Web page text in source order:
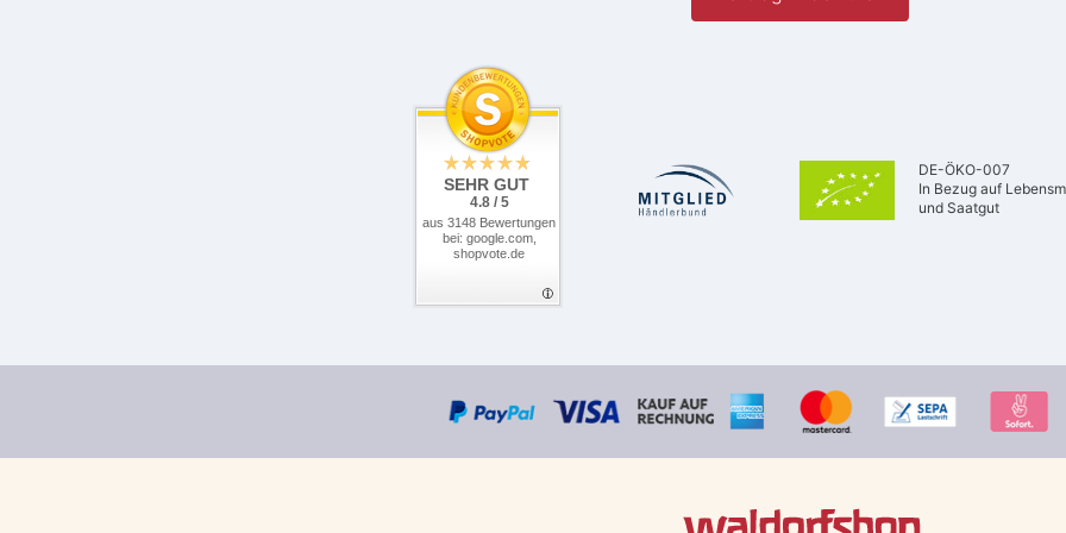
SEHR GUT
4.8 / 5
aus 3148 Bewertungen
bei: google.com,
shopvote.de
DE-ÖKO-007
In Bezug auf
und Saatgut